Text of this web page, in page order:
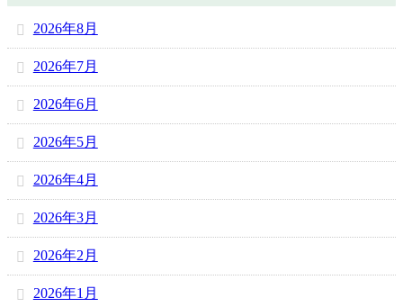
2026年8月
2026年7月
2026年6月
2026年5月
2026年4月
2026年3月
2026年2月
2026年1月